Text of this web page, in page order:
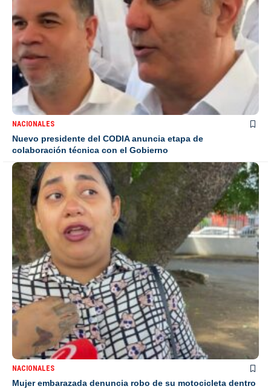
NACIONALES
Nuevo presidente del CODIA anuncia etapa de
colaboración técnica con el Gobierno
NACIONALES
Mujer embarazada denuncia robo de su motocicleta dentro